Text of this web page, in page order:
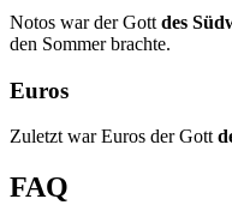
Notos war der Gott des
den Sommer brachte.
Euros
Zuletzt war Euros der Gott
FAQ